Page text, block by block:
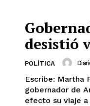
desistió
POLÍTICA
Escribe: Martha Figueroa Ante la
gobernador de
efecto su viaje a